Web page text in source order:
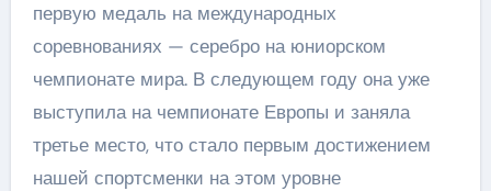
первую медаль на международных
соревнованиях — серебро на юниорском
чемпионате мира. В следующем году она уже
выступила на чемпионате Европы и заняла
третье место, что стало первым достижением
нашей спортсменки на этом уровне